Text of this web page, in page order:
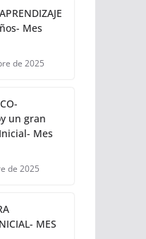
Mes
de 2025
un gran
Mes
de 2025
MES